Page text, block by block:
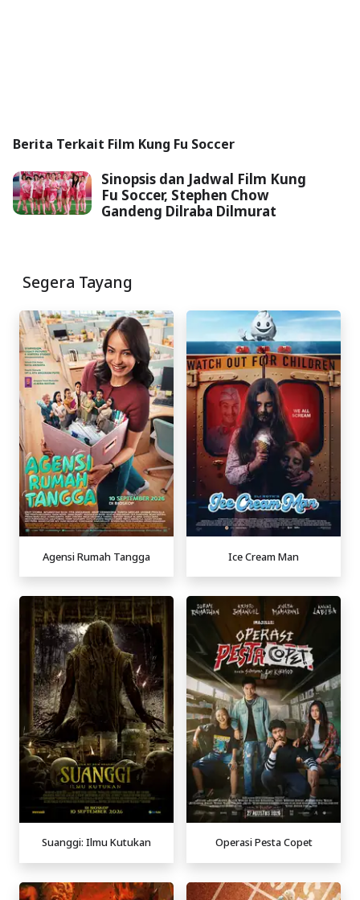
Berita Terkait Film Kung Fu Soccer
Sinopsis dan Jadwal Film Kung
Fu Soccer, Stephen Chow
Gandeng Dilraba Dilmurat
Segera Tayang
Agensi Rumah Tangga Ice Cream Man
Suanggi: Ilmu Kutukan Operasi Pesta Copet